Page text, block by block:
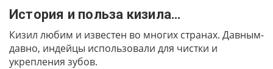
История и польза кизила…
Кизил любим и известен во многих странах. Давным-
давно, индейцы использовали для чистки и
укрепления зубов.